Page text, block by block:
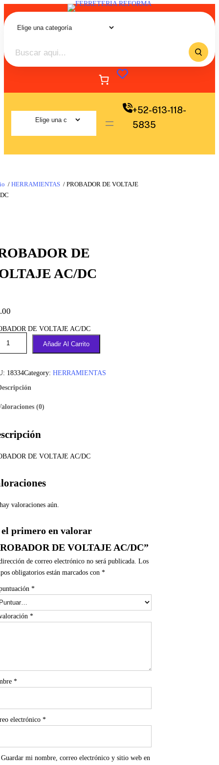
+52-613-118-
5835
/ HERRAMIENTAS / PROBADOR DE VOLTAJE
DE
AC/DC
DE VOLTAJE AC/DC
Añadir Al Carrito
18334Category: HERRAMIENTAS
(0)
DE VOLTAJE AC/DC
valoraciones aún.
el primero en valorar
DE VOLTAJE AC/DC”
de correo electrónico no será publicada. Los
obligatorios están marcados con *
*
*
*
electrónico *
Guardar mi nombre, correo electrónico y sitio web en